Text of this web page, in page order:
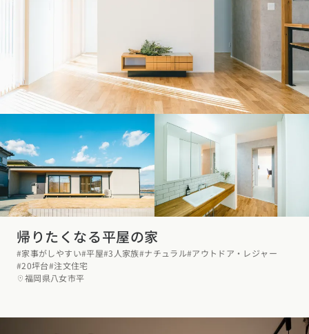
帰りたくなる平屋の家
#家事がしやすい#平屋#3人家族#ナチュラル#アウトドア・レジャー
#20坪台#注文住宅
福岡県八女市平